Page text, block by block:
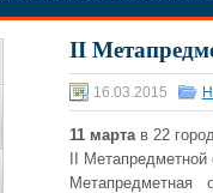
II
16.03.2015
11 мартав 22
II
Метапредметная